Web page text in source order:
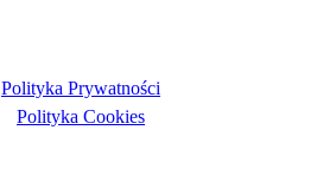
Polityka Prywatności
Polityka Cookies